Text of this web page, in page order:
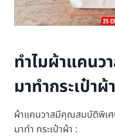
ทำไมผ้าแคนว
มาทำกระเป๋าผ้
ผ้าแคนวาสมีคุณสมบัติพิเศ
มาทำ กระเป๋าผ้า :